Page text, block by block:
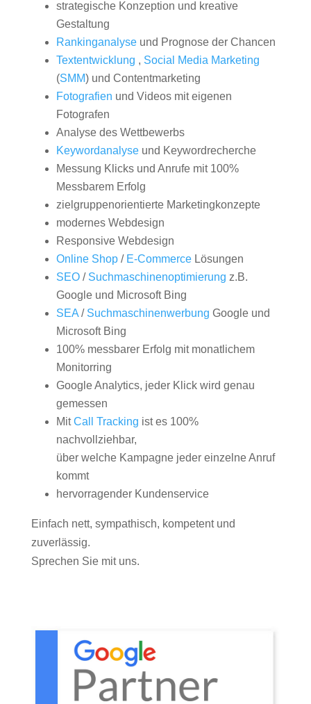
strategische Konzeption und kreative
Gestaltung
Rankinganalyseund Prognose der Chancen
Textentwicklung , Social Media Marketing
(SMM) und Contentmarketing
Fotografien und Videos mit eigenen
Fotografen
Analyse des Wettbewerbs
Keywordanalyseund Keywordrecherche
Messung Klicks und Anrufe mit 100%
Messbarem Erfolg
zielgruppenorientierte Marketingkonzepte
modernes Webdesign
Responsive Webdesign
Online Shop/ E-CommerceLösungen
SEO/ Suchmaschinenoptimierung z.B.
Google und Microsoft Bing
SEA/ Suchmaschinenwerbung Google und
Microsoft Bing
100% messbarer Erfolg mit monatlichem
Monitorring
Google Analytics, jeder Klick wird genau
gemessen
MitCall Tracking ist es 100%
nachvollziehbar,
über welche Kampagne jeder einzelne Anruf
kommt
hervorragender Kundenservice
Einfach nett, sympathisch, kompetent und
zuverlässig.
Sprechen Sie mit uns.